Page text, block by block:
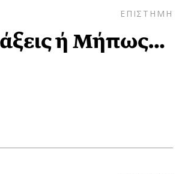
ΕΠΙΣΤΗΜΗ
ή Μήπως…